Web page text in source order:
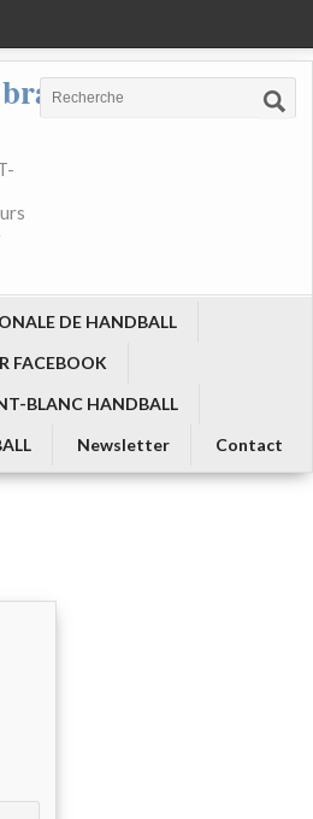
DE HANDBALL
FACEBOOK
BLANC HANDBALL
Newsletter Contact